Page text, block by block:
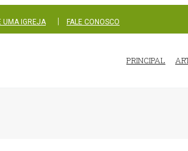
UMA IGREJA FALE CONOSCO
PRINCIPAL